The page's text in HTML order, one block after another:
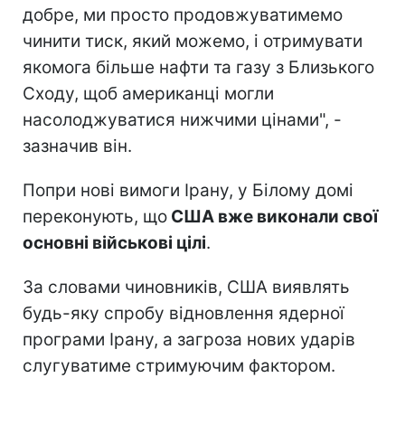
добре, ми просто продовжуватимемо
чинити тиск, який можемо, і отримувати
якомога більше нафти та газу з Близького
Сходу, щоб американці могли
насолоджуватися нижчими цінами", -
зазначив він.
Попри нові вимоги Ірану, у Білому домі
переконують, що США вже виконали свої
основні військові цілі.
За словами чиновників, США виявлять
будь-яку спробу відновлення ядерної
програми Ірану, а загроза нових ударів
слугуватиме стримуючим фактором.